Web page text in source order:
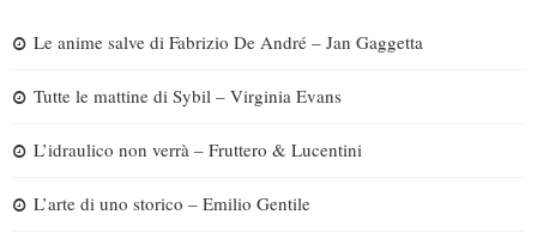
Le anime salve di Fabrizio De André – Jan Gaggetta
Tutte le mattine di Sybil – Virginia Evans
L’idraulico non verrà – Fruttero & Lucentini
L’arte di uno storico – Emilio Gentile